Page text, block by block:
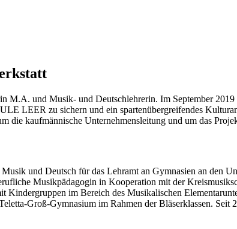
M.A. und Musik- und Deutschlehrerin. Im September
LEER zu sichern und ein spartenübergreifendes
die kaufmännische Unternehmensleitung und um das
und Deutsch für das Lehramt an Gymnasien an den
Musikpädagogin in Kooperation mit der
Kindergruppen im Bereich des Musikalischen
Groß-Gymnasium im Rahmen der Bläserklassen.